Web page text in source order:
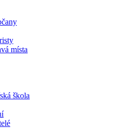
místa
škola